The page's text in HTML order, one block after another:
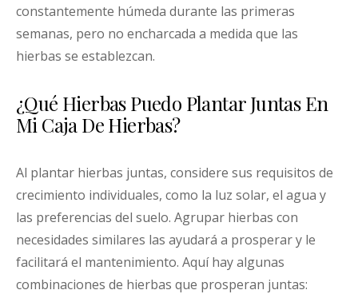
constantemente húmeda durante las primeras
semanas, pero no encharcada a medida que las
hierbas se establezcan.
¿Qué Hierbas Puedo Plantar Juntas En
Mi Caja De Hierbas?
Al plantar hierbas juntas, considere sus requisitos de
crecimiento individuales, como la luz solar, el agua y
las preferencias del suelo. Agrupar hierbas con
necesidades similares las ayudará a prosperar y le
facilitará el mantenimiento. Aquí hay algunas
combinaciones de hierbas que prosperan juntas: